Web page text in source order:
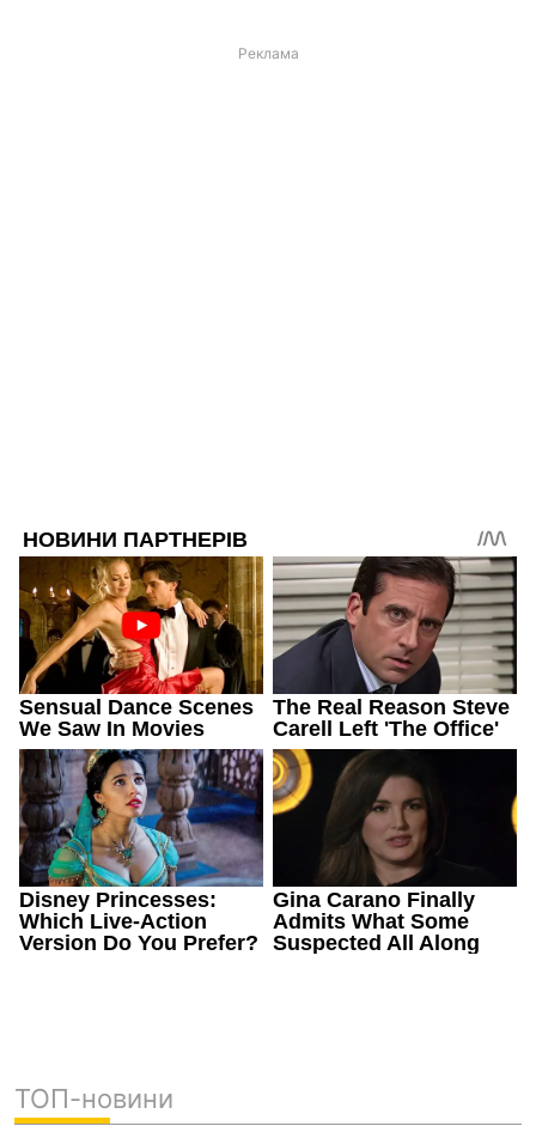
Реклама
ТОП-новини